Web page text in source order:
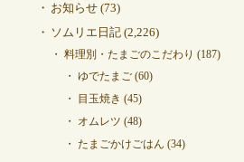
お知らせ(73)
ソムリエ日記(2,226)
料理別・たまごのこだわり (187)
ゆでたまご(60)
目玉焼き (45)
オムレツ (48)
たまごかけごはん (34)